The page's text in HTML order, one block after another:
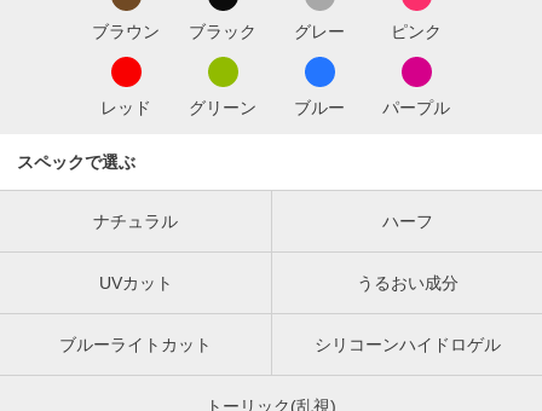
ブラウン ブラック グレー ピンク
レッド グリーン ブルー パープル
スペックで選ぶ
ナチュラル ハーフ
UVカット うるおい成分
ブルーライトカット シリコーンハイドロゲル
トーリック(乱視)